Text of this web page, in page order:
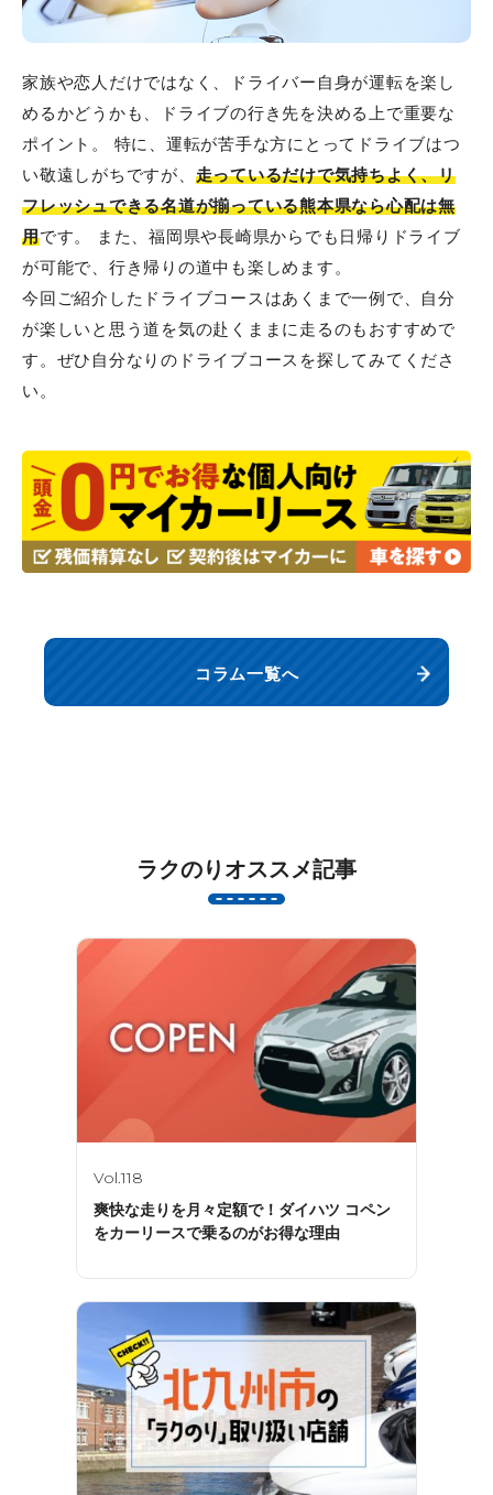
家族や恋人だけではなく、ドライバー自身が運転を楽し
めるかどうかも、ドライブの行き先を決める上で重要な
ポイント。 特に、運転が苦手な方にとってドライブはつ
い敬遠しがちですが、 走っているだけで気持ちよく、リ
フレッシュできる名道が揃っている熊本県なら心配は無
用です。 また、福岡県や長崎県からでも日帰りドライブ
が可能で、行き帰りの道中も楽しめます。
今回ご紹介したドライブコースはあくまで一例で、自分
が楽しいと思う道を気の赴くままに走るのもおすすめで
す。ぜひ自分なりのドライブコースを探してみてくださ
い。
コラム一覧へ
ラクのりオススメ記事
Vol.118
爽快な走りを月々定額で！ダイハツ コペン
をカーリースで乗るのがお得な理由